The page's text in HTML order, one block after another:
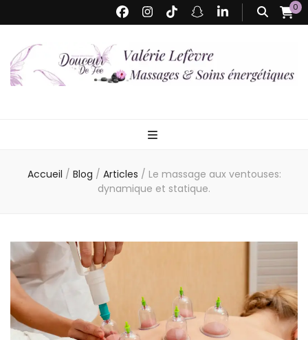
0
– Douceur de
Fée
Accueil / Blog / Articles / Le massage aux ventouses:
dynamique et statique.